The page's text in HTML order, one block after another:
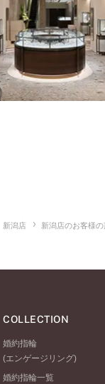
新潟店
新潟店のお客様
COLLECTION
婚約指輪
(エンゲージリング)
婚約指輪一覧